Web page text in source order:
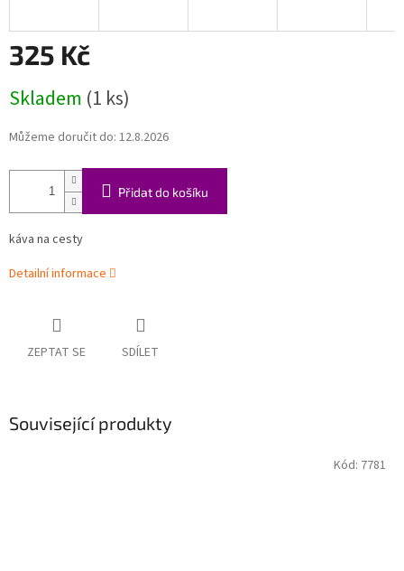
325 Kč
cena:
Skladem (1 ks)
Můžeme doručit do: 12.8.2026
Přidat do košíku
káva na cesty
Detailní informace
ZEPTAT SE SDÍLET
Související produkty
Kód: 7781